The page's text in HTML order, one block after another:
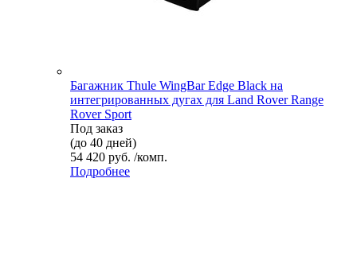
Багажник Thule WingBar Edge Black на
интегрированных дугах для Land Rover Range
Rover Sport
Под заказ
(до 40 дней)
54 420 руб. /комп.
Подробнее